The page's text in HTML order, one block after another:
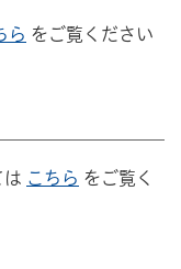
ら をご覧ください
こちら をご覧く